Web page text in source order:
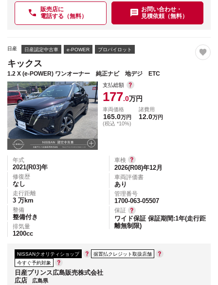
販売店に
電話する（無料）
お問い合わせ・
見積依頼（無料）
日産 日産認定中古車 e-POWER プロパイロット
キックス
1.2 X (e-POWER) ワンオーナー 純正ナビ 地デジ ETC
支払総額
177.0万円
車両価格
165.0万円
(税込 *10%)
諸費用
12.0万円
年式
2021(R03)年
修復歴
なし
走行距離
3 万km
整備
整備付き
排気量
1200cc
車検
2026(R08)年12月
車両評価書
あり
管理番号
1700-063-05507
保証
ワイド保証 保証期間:1年(走行距
離無制限)
NISSANクオリティショップ
据置払クレジット取扱店舗
今すぐ予約対象
日産プリンス広島販売株式会社
広店
広島県